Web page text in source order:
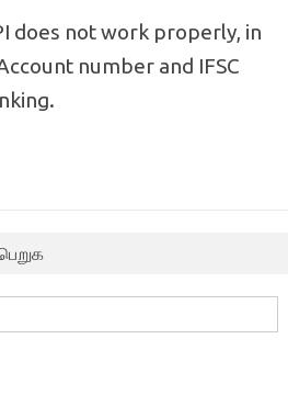
does not work properly, in
number and IFSC